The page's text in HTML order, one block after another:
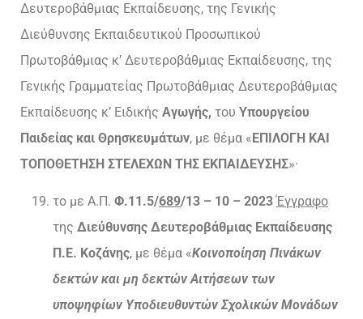
Δευτεροβάθμιας Εκπαίδευσης, της Γενικής
Διεύθυνσης Εκπαιδευτικού Προσωπικού
Πρωτοβάθμιας κ’ Δευτεροβάθμιας Εκπαίδευσης, της
Γενικής Γραμματείας Πρωτοβάθμιας Δευτεροβάθμιας
Εκπαίδευσης κ’ Ειδικής Αγωγής, του Υπουργείου
Παιδείας και Θρησκευμάτων, με θέμα «ΕΠΙΛΟΓΗ ΚΑΙ
ΤΟΠΟΘΕΤΗΣΗ ΣΤΕΛΕΧΩΝ ΤΗΣ ΕΚΠΑΙΔΕΥΣΗΣ»·
το με Α.Π. Φ.11.5/689/13 – 10 – 2023Έγγραφο
της Διεύθυνσης Δευτεροβάθμιας Εκπαίδευσης
Π.Ε. Κοζάνης, με θέμα «Κοινοποίηση Πινάκων
δεκτών και μη δεκτών Αιτήσεων των
υποψηφίων Υποδιευθυντών Σχολικών Μονάδων